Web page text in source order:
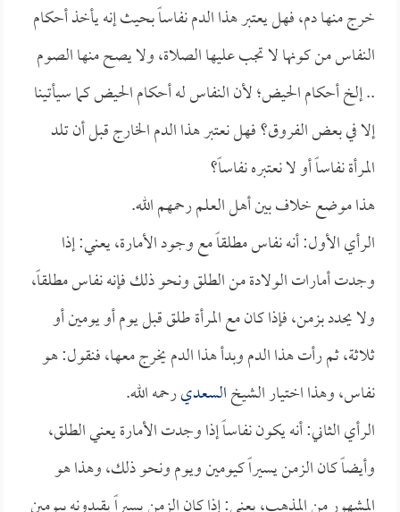
خرج منها دم، فهل يعتبر هذا الدم نفاساً بحيث إنه يأخذ أحكام
النفاس من كونها لا تجب عليها الصلاة، ولا يصح منها الصوم
.. إلخ أحكام الحيض؛ لأن النفاس له أحكام الحيض كما سيأتينا
إلا في بعض الفروق؟ فهل نعتبر هذا الدم الخارج قبل أن تلد
المرأة نفاساً أو لا نعتبره نفاساً؟
هذا موضع خلاف بين أهل العلم رحمهم الله.
الرأي الأول: أنه نفاس مطلقاً مع وجود الأمارة، يعني: إذا
وجدت أمارات الولادة من الطلق ونحو ذلك فإنه نفاس مطلقاً،
ولا يحدد بزمن، فإذا كان مع المرأة طلق قبل يوم أو يومين أو
ثلاثة، ثم رأت هذا الدم وبدأ هذا الدم يخرج معها، فنقول: هو
نفاس، وهذا اختيار الشيخالسعديرحمه الله.
الرأي الثاني: أنه يكون نفاساً إذا وجدت الأمارة يعني الطلق،
وأيضاً كان الزمن يسيراً كيومين ويوم ونحو ذلك، وهذا هو